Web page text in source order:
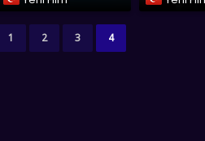
1 2 3 4